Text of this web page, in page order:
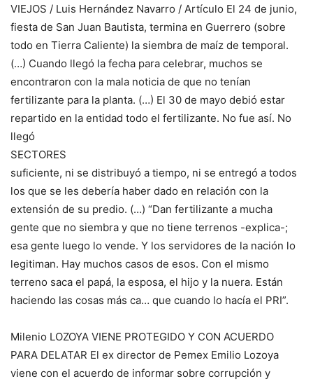
VIEJOS / Luis Hernández Navarro / Artículo El 24 de junio,
fiesta de San Juan Bautista, termina en Guerrero (sobre
todo en Tierra Caliente) la siembra de maíz de temporal.
(…) Cuando llegó la fecha para celebrar, muchos se
encontraron con la mala noticia de que no tenían
fertilizante para la planta. (…) El 30 de mayo debió estar
repartido en la entidad todo el fertilizante. No fue así. No
llegó
SECTORES
suficiente, ni se distribuyó a tiempo, ni se entregó a todos
los que se les debería haber dado en relación con la
extensión de su predio. (…) “Dan fertilizante a mucha
gente que no siembra y que no tiene terrenos -explica-;
esa gente luego lo vende. Y los servidores de la nación lo
legitiman. Hay muchos casos de esos. Con el mismo
terreno saca el papá, la esposa, el hijo y la nuera. Están
haciendo las cosas más ca… que cuando lo hacía el PRI”.
Milenio LOZOYA VIENE PROTEGIDO Y CON ACUERDO
PARA DELATAR El ex director de Pemex Emilio Lozoya
viene con el acuerdo de informar sobre corrupción y